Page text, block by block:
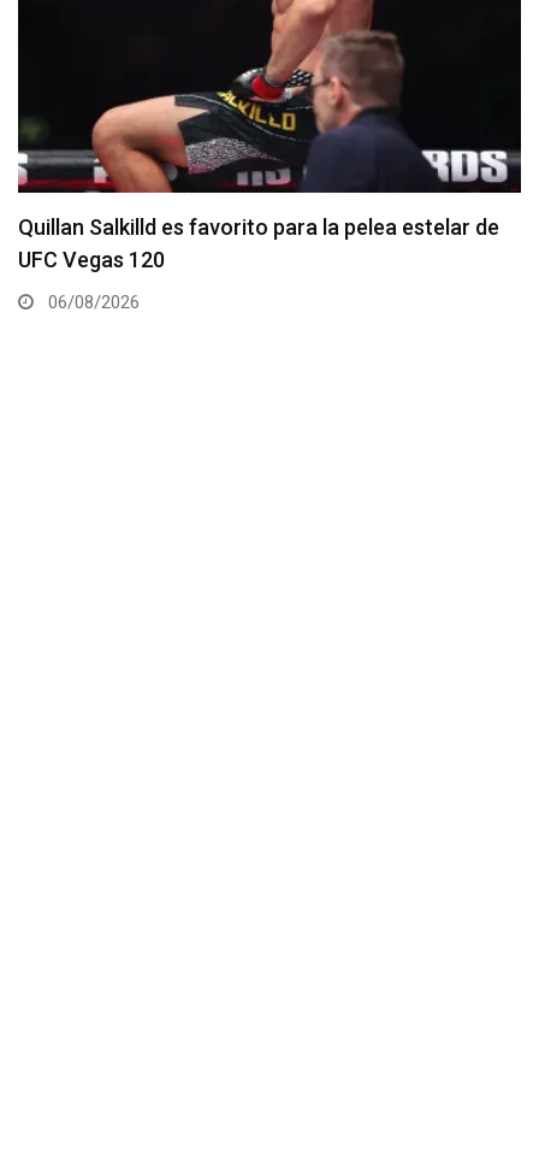
Se anuncia la cartelera completa del UFC 331
06/08/2026